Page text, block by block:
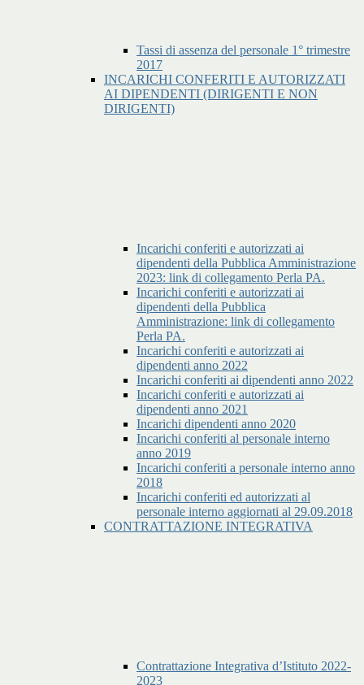
Tassi di assenza del personale 1° trimestre
2017
INCARICHI CONFERITI E AUTORIZZATI
AI DIPENDENTI (DIRIGENTI E NON
DIRIGENTI)
Incarichi conferiti e autorizzati ai
dipendenti della Pubblica Amministrazione
2023: link di collegamento Perla PA.
Incarichi conferiti e autorizzati ai
dipendenti della Pubblica
Amministrazione: link di collegamento
Perla PA.
Incarichi conferiti e autorizzati ai
dipendenti anno 2022
Incarichi conferiti ai dipendenti anno 2022
Incarichi conferiti e autorizzati ai
dipendenti anno 2021
Incarichi dipendenti anno 2020
Incarichi conferiti al personale interno
anno 2019
Incarichi conferiti a personale interno anno
2018
Incarichi conferiti ed autorizzati al
personale interno aggiornati al 29.09.2018
CONTRATTAZIONE INTEGRATIVA
Contrattazione Integrativa d’Istituto 2022-
2023